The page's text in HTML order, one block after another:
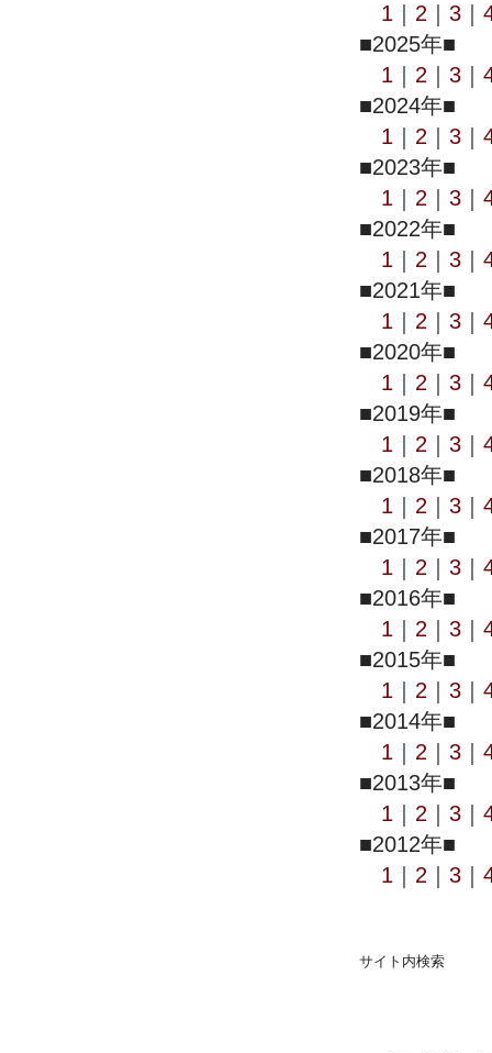
1
2 3
■2025年■
1
2 3
■2024年■
1
2 3
■2023年■
1
2 3
■2022年■
1
2 3
■2021年■
1
2 3
■2020年■
1
2 3
■2019年■
1
2 3
■2018年■
1
2 3
■2017年■
1
2 3
■2016年■
1
2 3
■2015年■
1
2 3
■2014年■
1
2 3
■2013年■
1
2 3
■2012年■
1
2 3
サイト内検索